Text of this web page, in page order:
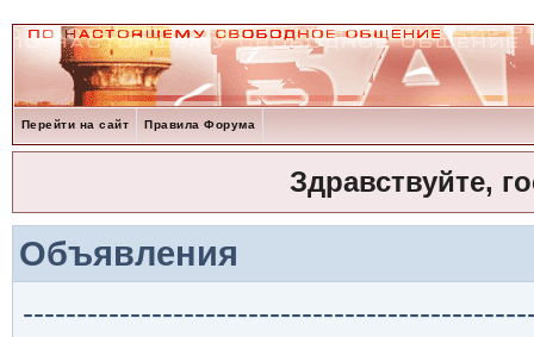
Перейти на сайт Правила Форума
Здравствуйте,
Объявления